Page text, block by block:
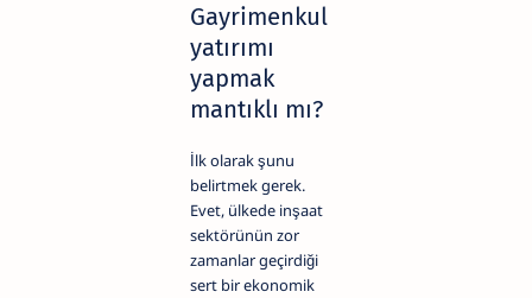
Gayrimenkul
yatırımı
yapmak
mantıklı mı?
İlk olarak şunu
belirtmek gerek.
Evet, ülkede inşaat
sektörünün zor
zamanlar geçirdiği
sert bir ekonomik